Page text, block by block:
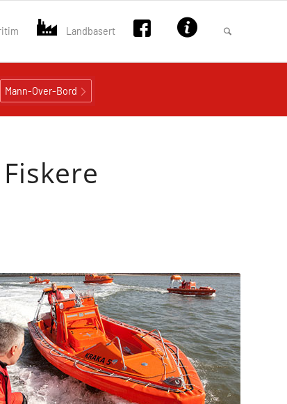
Landbasert
Mann-Over-Bord